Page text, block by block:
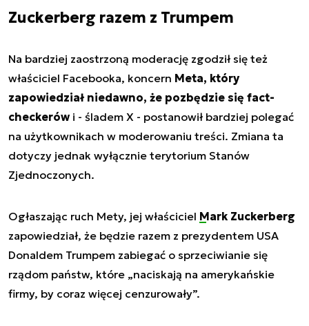
Zuckerberg razem z Trumpem
Na bardziej zaostrzoną moderację zgodził się też
właściciel Facebooka, koncern Meta, który
zapowiedział niedawno, że pozbędzie się fact-
checkerów i - śladem X - postanowił bardziej polegać
na użytkownikach w moderowaniu treści. Zmiana ta
dotyczy jednak wyłącznie terytorium Stanów
Zjednoczonych.
Ogłaszając ruch Mety, jej właściciel Mark Zuckerberg
zapowiedział, że będzie razem z prezydentem USA
Donaldem Trumpem zabiegać o sprzeciwianie się
rządom państw, które „naciskają na amerykańskie
firmy, by coraz więcej cenzurowały”.